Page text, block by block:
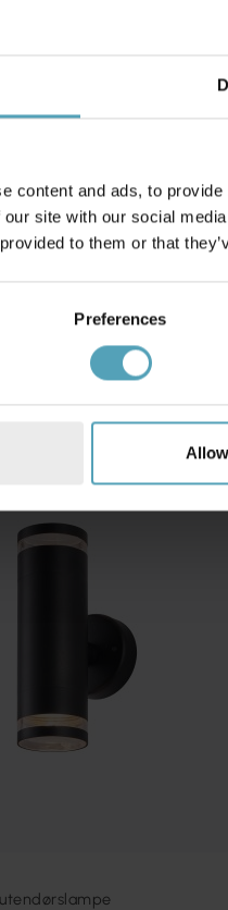
content and ads, to
site with our social
to them or that
Preferences
Andre